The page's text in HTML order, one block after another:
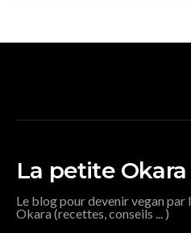
La petite Okara
Le blog pour devenir vegan par
Okara (recettes, conseils ... )